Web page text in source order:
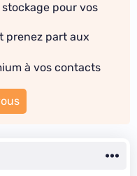
stockage pour vos
prenez part aux
à vos contacts